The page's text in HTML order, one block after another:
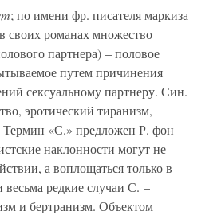
; по имени фр. писателя маркиза
своих романах множество
партнера) – половое
путем причинения
сексуальному партнеру. Син.
эротический тиранизм,
Термин «С.» предложен Р. фон
наклонности могут не
а воплощаться только в
редкие случаи С. –
и бертранизм. Объектом